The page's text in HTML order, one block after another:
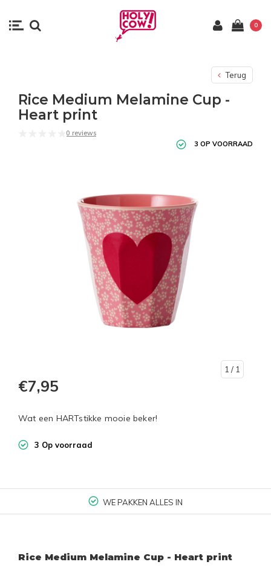
0
Terug
Rice Medium Melamine Cup -
Heart print
0 reviews
3 OP VOORRAAD
1 / 1
€7,95
Wat een HARTstikke mooie beker!
3 Op voorraad
WE PAKKEN ALLES IN
Rice Medium Melamine Cup - Heart print